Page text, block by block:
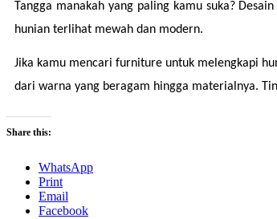
Tangga manakah yang paling kamu suka?
hunian terlihat mewah dan modern.
Jika kamu mencari furniture untuk melengkapi
dari warna yang beragam hingga materialnya.
Share this:
WhatsApp
Print
Email
Facebook